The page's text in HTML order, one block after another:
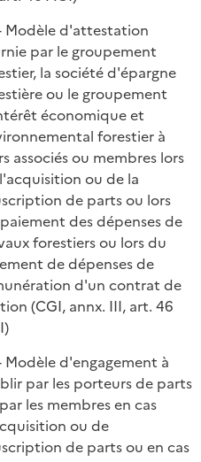
Modèle d'attestation
par le groupement
la société d'épargne
ou le groupement
économique et
forestier à
associés ou membres lors
ou de la
de parts ou lors
des dépenses de
forestiers ou lors du
de dépenses de
d'un contrat de
(CGI, annx. III, art. 46
Modèle d'engagement à
par les porteurs de parts
les membres en cas
ou de
de parts ou en cas